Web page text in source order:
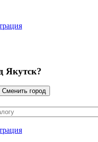
Якутск?
Сменить город